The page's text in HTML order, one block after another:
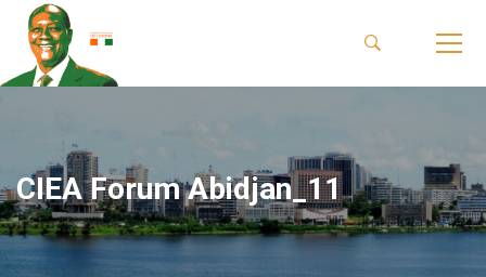
CIEA Forum Abidjan_11